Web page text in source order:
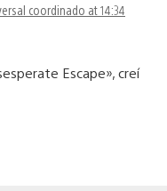
coordinado at 14:34
Escape», creí